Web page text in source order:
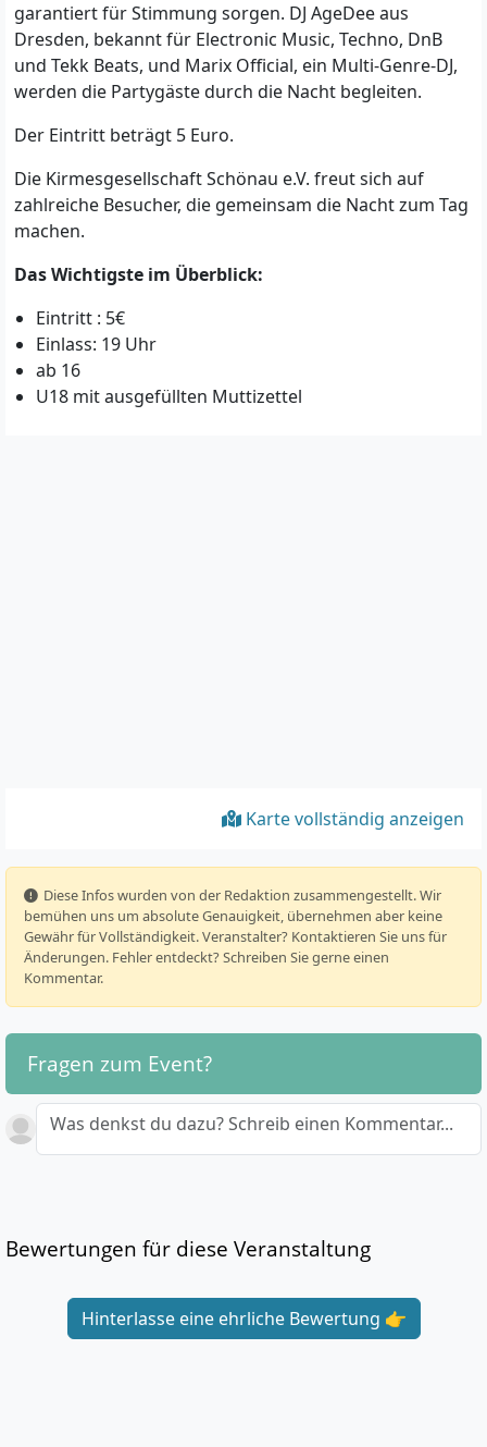
garantiert für Stimmung sorgen. DJ AgeDee aus
Dresden, bekannt für Electronic Music, Techno, DnB
und Tekk Beats, und Marix Official, ein Multi-Genre-DJ,
werden die Partygäste durch die Nacht begleiten.
Der Eintritt beträgt 5 Euro.
Die Kirmesgesellschaft Schönau e.V. freut sich auf
zahlreiche Besucher, die gemeinsam die Nacht zum Tag
machen.
Das Wichtigste im Überblick:
Eintritt : 5€
Einlass: 19 Uhr
ab 16
U18 mit ausgefüllten Muttizettel
Karte vollständig anzeigen
️ Diese Infos wurden von der Redaktion zusammengestellt. Wir
bemühen uns um absolute Genauigkeit, übernehmen aber keine
Gewähr für Vollständigkeit. Veranstalter? Kontaktieren Sie uns für
Änderungen. Fehler entdeckt? Schreiben Sie gerne einen
Kommentar.
Fragen zum Event?
Was denkst du dazu? Schreib einen Kommentar...
Bewertungen für diese Veranstaltung
Hinterlasse eine ehrliche Bewertung 👉